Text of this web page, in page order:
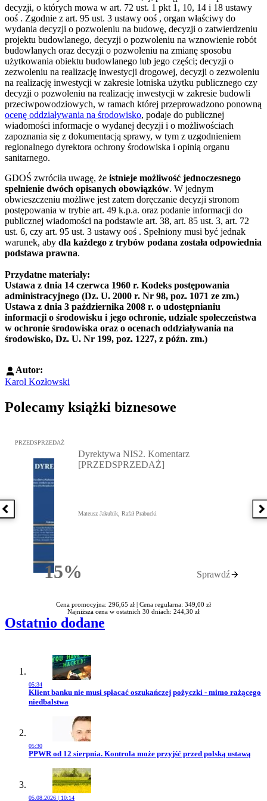
decyzji, o których mowa w art. 72 ust. 1 pkt 1, 10, 14 i 18 ustawy
ooś . Zgodnie z art. 95 ust. 3 ustawy ooś , organ właściwy do
wydania decyzji o pozwoleniu na budowę, decyzji o zatwierdzeniu
projektu budowlanego, decyzji o pozwoleniu na wznowienie robót
budowlanych oraz decyzji o pozwoleniu na zmianę sposobu
użytkowania obiektu budowlanego lub jego części; decyzji o
zezwoleniu na realizację inwestycji drogowej, decyzji o zezwoleniu
na realizację inwestycji w zakresie lotniska użytku publicznego czy
decyzji o pozwoleniu na realizację inwestycji w zakresie budowli
przeciwpowodziowych, w ramach której przeprowadzono ponowną
ocenę oddziaływania na środowisko, podaje do publicznej
wiadomości informacje o wydanej decyzji i o możliwościach
zapoznania się z dokumentacją sprawy, w tym z uzgodnieniem
regionalnego dyrektora ochrony środowiska i opinią organu
sanitarnego.
GDOŚ zwróciła uwagę, że istnieje możliwość jednoczesnego
spełnienie dwóch opisanych obowiązków. W jednym
obwieszczeniu możliwe jest zatem doręczanie decyzji stronom
postępowania w trybie art. 49 k.p.a. oraz podanie informacji do
publicznej wiadomości na podstawie art. 38, art. 85 ust. 3, art. 72
ust. 6, czy art. 95 ust. 3 ustawy ooś . Spełniony musi być jednak
warunek, aby dla każdego z trybów podana została odpowiednia
podstawa prawna.
Przydatne materiały:
Ustawa z dnia 14 czerwca 1960 r. Kodeks postępowania
administracyjnego (Dz. U. 2000 r. Nr 98, poz. 1071 ze zm.)
Ustawa z dnia 3 października 2008 r. o udostępnianiu
informacji o środowisku i jego ochronie, udziale społeczeństwa
w ochronie środowiska oraz o ocenach oddziaływania na
środowisko, Dz. U. Nr 199, poz. 1227, z późn. zm.)
Autor:
Karol Kozłowski
Polecamy książki biznesowe
Poprzednia książka
Przejdź do: Dyrektywa NIS2. Komentarz [PRZEDSPRZEDAŻ],
PRZEDSPRZEDAŻ
15%Rabatu
Dyrektywa NIS2. Komentarz
[PRZEDSPRZEDAŻ]
Mateusz Jakubik, Rafał Prabucki
Sprawdź
Cena promocyjna: 296,65 zł | Cena regularna: 349,00 zł
Najniższa cena w ostatnich 30 dniach: 244,30 zł
Ostatnio dodane
05:34
Przejdź do artykułu:
Klient banku nie musi spłacać oszukańczej pożyczki - mimo rażącego
niedbalstwa
05:30
Przejdź do artykułu:
PPWR od 12 sierpnia. Kontrola może przyjść przed polską ustawą
05.08.2026 | 10:14